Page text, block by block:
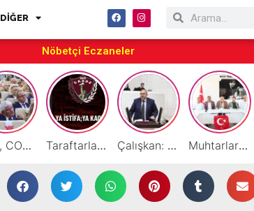
DİĞER
Nöbetçi Eczaneler
MKÜ, COP31 Hazırlık Sürecinde Bilim Diplomasisine Katkı Sunacak Taraftarlar Sessizlik değil ÇÖZÜM istiyor Çalışkan: “Gazze Elden Gidiyor, Garantörler Daha Ne Bekliyor?” Muhtarlardan HATSO’ya Ziyaret